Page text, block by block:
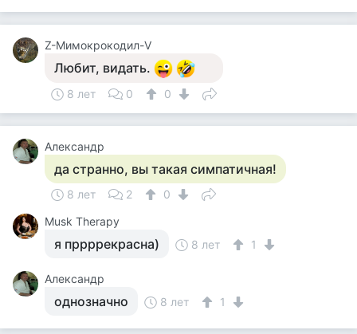
Z-Мимокрокодил-V
Любит, видать.
8 лет 0 0
Александр
да странно, вы такая симпатичная!
8 лет 2
0
Musk Therapy
я пррррекрасна) 8 лет 1
Александр
однозначно 8 лет 1